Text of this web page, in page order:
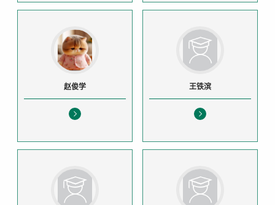
赵俊学 王铁滨